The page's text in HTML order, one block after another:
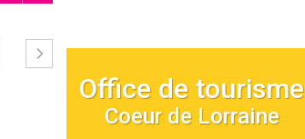
Office de tourisme
Coeur de Lorraine